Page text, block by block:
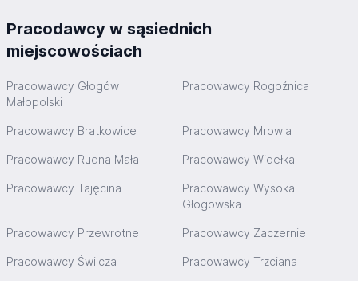
Pracodawcy w sąsiednich
miejscowościach
Pracowawcy Głogów
Małopolski
Pracowawcy Rogoźnica
Pracowawcy Bratkowice Pracowawcy Mrowla
Pracowawcy Rudna Mała Pracowawcy Widełka
Pracowawcy Tajęcina
Pracowawcy Wysoka
Głogowska
Pracowawcy Przewrotne Pracowawcy Zaczernie
Pracowawcy Świlcza Pracowawcy Trzciana